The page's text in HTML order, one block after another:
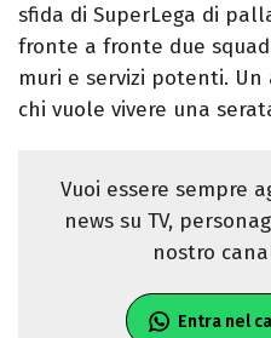
sfida di SuperLega di
fronte a fronte due
muri e servizi potenti.
chi vuole vivere una
Vuoi essere sempre
news su TV,
nostro
Entra nel